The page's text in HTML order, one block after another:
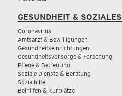
GESUNDHEIT & SOZIALES
Coronavirus
Amtsarzt & Bewilligungen
Gesundheitseinrichtungen
Gesundheitsvorsorge & Forschung
Pflege & Betreuung
Soziale Dienste & Beratung
Sozialhilfe
Beihilfen & Kurplätze